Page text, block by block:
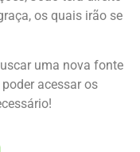
os quais irão se
uma nova fonte
acessar os